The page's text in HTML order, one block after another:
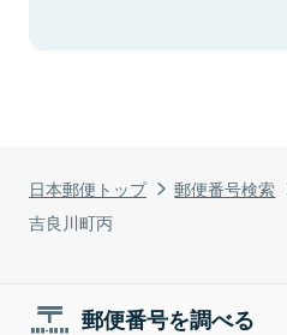
日本郵便トップ 郵便番号検索
吉良川町丙
郵便番号を調べる